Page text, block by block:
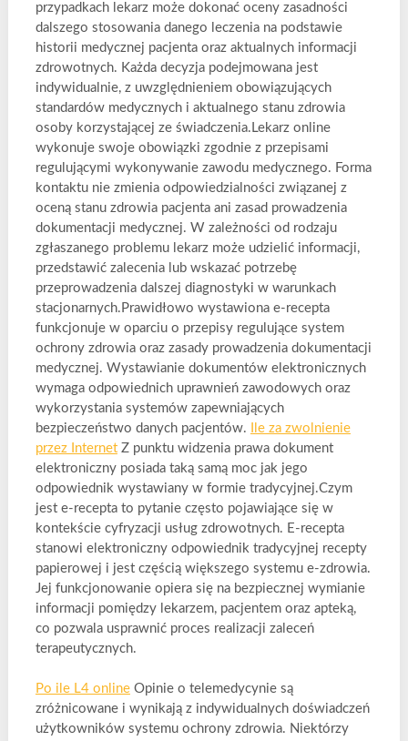
przypadkach lekarz może dokonać oceny zasadności
dalszego stosowania danego leczenia na podstawie
historii medycznej pacjenta oraz aktualnych informacji
zdrowotnych. Każda decyzja podejmowana jest
indywidualnie, z uwzględnieniem obowiązujących
standardów medycznych i aktualnego stanu zdrowia
osoby korzystającej ze świadczenia.Lekarz online
wykonuje swoje obowiązki zgodnie z przepisami
regulującymi wykonywanie zawodu medycznego. Forma
kontaktu nie zmienia odpowiedzialności związanej z
oceną stanu zdrowia pacjenta ani zasad prowadzenia
dokumentacji medycznej. W zależności od rodzaju
zgłaszanego problemu lekarz może udzielić informacji,
przedstawić zalecenia lub wskazać potrzebę
przeprowadzenia dalszej diagnostyki w warunkach
stacjonarnych.Prawidłowo wystawiona e-recepta
funkcjonuje w oparciu o przepisy regulujące system
ochrony zdrowia oraz zasady prowadzenia dokumentacji
medycznej. Wystawianie dokumentów elektronicznych
wymaga odpowiednich uprawnień zawodowych oraz
wykorzystania systemów zapewniających
bezpieczeństwo danych pacjentów.
Ile za zwolnienie
przez InternetZ punktu widzenia prawa dokument
elektroniczny posiada taką samą moc jak jego
odpowiednik wystawiany w formie tradycyjnej.Czym
jest e-recepta to pytanie często pojawiające się w
kontekście cyfryzacji usług zdrowotnych. E-recepta
stanowi elektroniczny odpowiednik tradycyjnej recepty
papierowej i jest częścią większego systemu e-zdrowia.
Jej funkcjonowanie opiera się na bezpiecznej wymianie
informacji pomiędzy lekarzem, pacjentem oraz apteką,
co pozwala usprawnić proces realizacji zaleceń
terapeutycznych.
Po ile L4 onlineOpinie o telemedycynie są
zróżnicowane i wynikają z indywidualnych doświadczeń
użytkowników systemu ochrony zdrowia. Niektórzy